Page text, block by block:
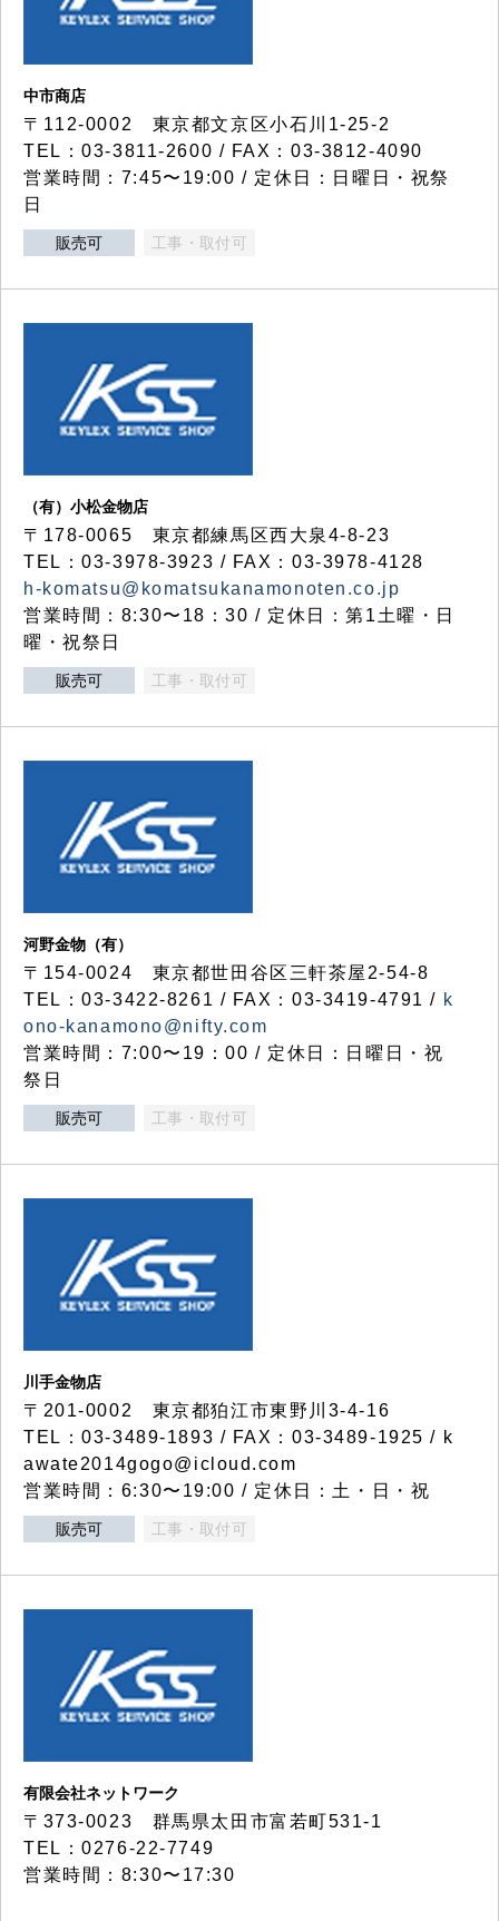
中市商店
〒112-0002 東京都文京区小石川1-25-2
TEL：03-3811-2600 / FAX：03-3812-4090
営業時間：7:45〜19:00 / 定休日：日曜日・祝祭
日
販売可 工事・取付可
（有）小松金物店
〒178-0065 東京都練馬区西大泉4-8-23
TEL：03-3978-3923 / FAX：03-3978-4128
h-komatsu@komatsukanamonoten.co.jp
営業時間：8:30〜18：30 / 定休日：第1土曜・日
曜・祝祭日
販売可 工事・取付可
河野金物（有）
〒154-0024 東京都世田谷区三軒茶屋2-54-8
TEL：03-3422-8261 / FAX：03-3419-4791 / k
ono-kanamono@nifty.com
営業時間：7:00〜19：00 / 定休日：日曜日・祝
祭日
販売可 工事・取付可
川手金物店
〒201-0002 東京都狛江市東野川3-4-16
TEL：03-3489-1893 / FAX：03-3489-1925 / k
awate2014gogo@icloud.com
営業時間：6:30〜19:00 / 定休日：土・日・祝
販売可 工事・取付可
有限会社ネットワーク
〒373-0023 群馬県太田市富若町531-1
TEL：0276-22-7749
営業時間：8:30〜17:30